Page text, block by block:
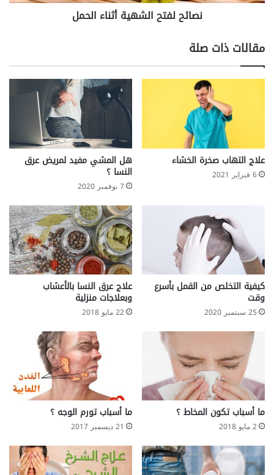
ي
م
ف
ش
ه
ي
ة
ا
ل
ح
نصائح لفتح الشهية أثناء الحمل
مقالات ذات صلة
علاج التهاب صخرة الخشاء
6 فبراير 2021
هل المشي مفيد لمريض عرق
النسا ؟
7 نوفمبر 2020
كيفية التخلص من القمل بأسرع
وقت
25 سبتمبر 2020
علاج عرق النسا بالأعشاب
وبعلاجات منزلية
22 مايو 2018
ما أسباب تكون المخاط ؟
2 مايو 2018
ما أسباب تورم الوجه ؟
21 ديسمبر 2017